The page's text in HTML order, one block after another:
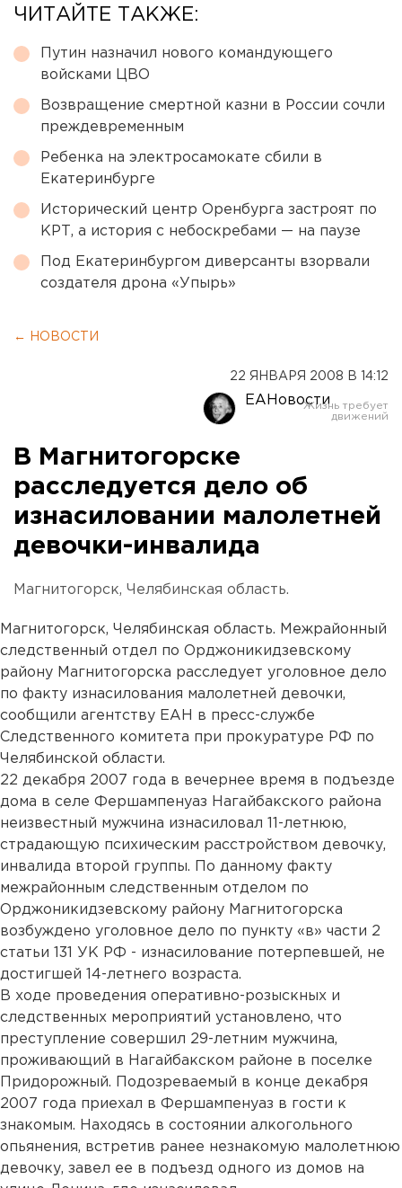
ЧИТАЙТЕ ТАКЖЕ:
Путин назначил нового командующего
войсками ЦВО
Возвращение смертной казни в России сочли
преждевременным
Ребенка на электросамокате сбили в
Екатеринбурге
Исторический центр Оренбурга застроят по
КРТ, а история с небоскребами — на паузе
Под Екатеринбургом диверсанты взорвали
создателя дрона «Упырь»
← НОВОСТИ
22 ЯНВАРЯ 2008 В 14:12
ЕАНовости
В Магнитогорске
расследуется дело об
изнасиловании малолетней
девочки-инвалида
Магнитогорск, Челябинская область.
Магнитогорск, Челябинская область. Межрайонный
следственный отдел по Орджоникидзевскому
району Магнитогорска расследует уголовное дело
по факту изнасилования малолетней девочки,
сообщили агентству ЕАН в пресс-службе
Следственного комитета при прокуратуре РФ по
Челябинской области.
22 декабря 2007 года в вечернее время в подъезде
дома в селе Фершампенуаз Нагайбакского района
неизвестный мужчина изнасиловал 11-летнюю,
страдающую психическим расстройством девочку,
инвалида второй группы. По данному факту
межрайонным следственным отделом по
Орджоникидзевскому району Магнитогорска
возбуждено уголовное дело по пункту «в» части 2
статьи 131 УК РФ - изнасилование потерпевшей, не
достигшей 14-летнего возраста.
В ходе проведения оперативно-розыскных и
следственных мероприятий установлено, что
преступление совершил 29-летним мужчина,
проживающий в Нагайбакском районе в поселке
Придорожный. Подозреваемый в конце декабря
2007 года приехал в Фершампенуаз в гости к
знакомым. Находясь в состоянии алкогольного
опьянения, встретив ранее незнакомую малолетнюю
девочку, завел ее в подъезд одного из домов на